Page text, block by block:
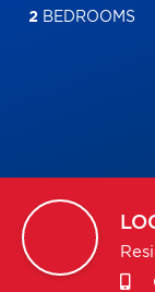
2BEDROOMS